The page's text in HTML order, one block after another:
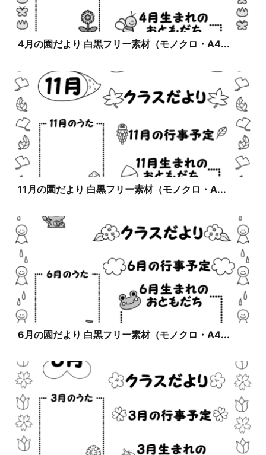
4月の園だより 白黒フリー素材（モノクロ・A4...
11月の園だより 白黒フリー素材（モノクロ・A...
6月の園だより 白黒フリー素材（モノクロ・A4...